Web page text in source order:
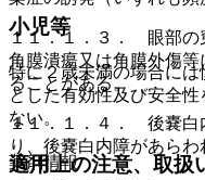
小児等
特に２歳未満の場合に
とした有効性及び安全
ない。
適用上の注意、取扱
１１．１．３． 眼部の
角膜潰瘍又は角膜外傷
ることがある。
１１．１．４． 後嚢白
り、後嚢白内障があらわ
薬剤情報